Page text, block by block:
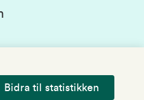
Bidra til statistikken